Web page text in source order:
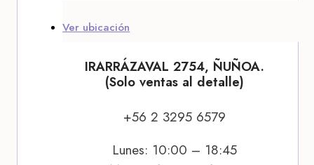
Ver ubicación
IRARRÁZAVAL 2754, ÑUÑOA.
(Solo ventas al detalle)
+56 2 3295 6579
Lunes: 10:00 – 18:45